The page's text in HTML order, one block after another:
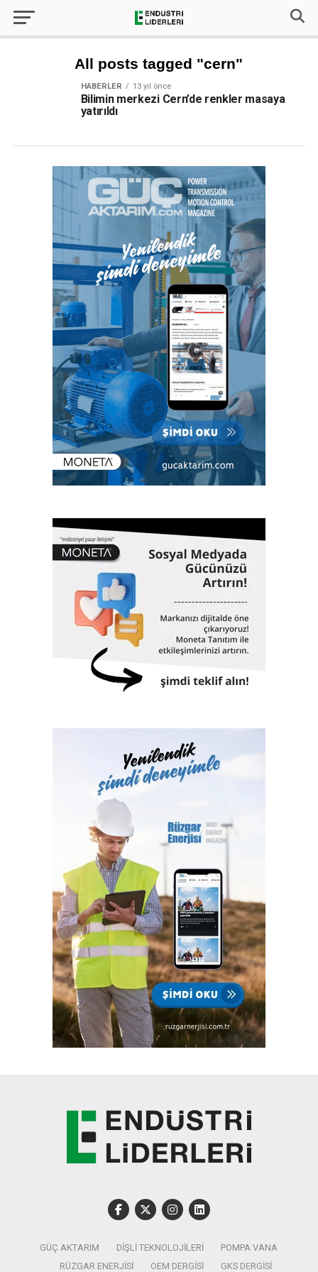
All posts tagged "cern"
HABERLER 13 yıl önce
Bilimin merkezi Cern’de renkler masaya
yatırıldı
GÜÇ AKTARIM DIŞLI TEKNOLOJILERI
POMPA VANA
RÜZGAR ENERJISI
OEM DERGISI GKS DERGISI